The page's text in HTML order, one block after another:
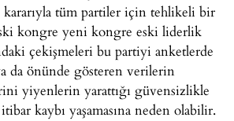
tüm partiler için tehlikeli bir
kongre yeni kongre eski liderlik
çekişmeleri bu partiyi anketlerde
da önünde gösteren verilerin
yiyenlerin yarattığı güvensizlikle
kaybı yaşamasına neden olabilir.